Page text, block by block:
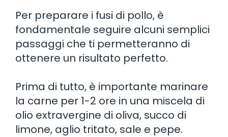
Per preparare i fusi di pollo, è
fondamentale seguire alcuni semplici
passaggi che ti permetteranno di
ottenere un risultato perfetto.
Prima di tutto, è importante marinare
la carne per 1-2 ore in una miscela di
olio extravergine di oliva, succo di
limone, aglio tritato, sale e pepe.